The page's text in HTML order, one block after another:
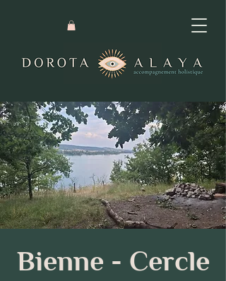
Bienne - Cercle